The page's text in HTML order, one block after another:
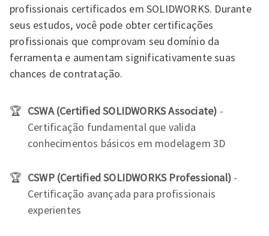
profissionais certificados em SOLIDWORKS. Durante
seus estudos, você pode obter certificações
profissionais que comprovam seu domínio da
ferramenta e aumentam significativamente suas
chances de contratação.
CSWA (Certified SOLIDWORKS Associate) -
Certificação fundamental que valida
conhecimentos básicos em modelagem 3D
CSWP (Certified SOLIDWORKS Professional) -
Certificação avançada para profissionais
experientes